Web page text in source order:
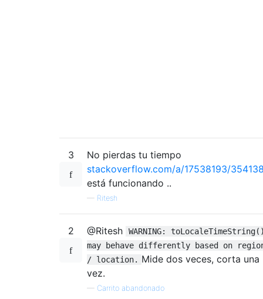
3
No pierdas tu tiempo
stackoverflow.com/a/17538193/
está funcionando ..
— Ritesh
2 @Ritesh
WARNING:
may behave differently based on
/ location. Mide dos veces, corta una
vez.
— Carrito abandonado